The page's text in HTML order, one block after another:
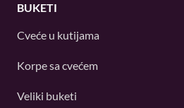
BUKETI
Cveće u kutijama
Korpe sa cvećem
Veliki buketi